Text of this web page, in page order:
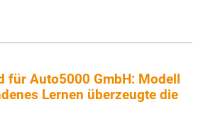
für Auto5000 GmbH: Modell
Lernen überzeugte die